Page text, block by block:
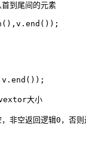
到尾间的元素
(),v. end ());
end ());
大小
非空返回逻辑0，否则